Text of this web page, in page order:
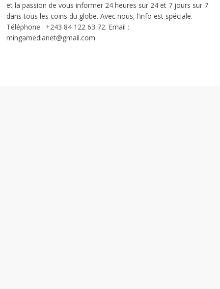
et la passion de vous informer 24 heures sur 24 et 7 jours sur 7
dans tous les coins du globe. Avec nous, l’info est spéciale.
Téléphone : +243 84 122 63 72. Email :
mingamedianet@gmail.com